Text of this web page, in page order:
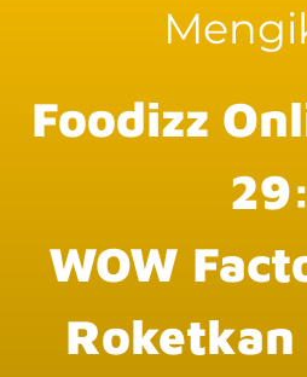
Foodizz
29:
WOW
Roketkan